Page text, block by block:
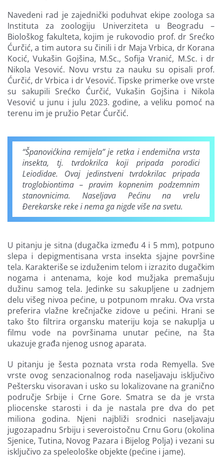
Navedeni rad je zajednički poduhvat ekipe zoologa sa
Instituta za zoologiju Univerziteta u Beogradu –
Biološkog fakulteta, kojim je rukovodio prof. dr Srećko
Ćurčić, a tim autora su činili i dr Maja Vrbica, dr Korana
Kocić, Vukašin Gojšina, M.Sc., Sofija Vranić, M.Sc. i dr
Nikola Vesović. Novu vrstu za nauku su opisali prof.
Ćurčić, dr Vrbica i dr Vesović. Tipske primerke ove vrste
su sakupili Srećko Ćurčić, Vukašin Gojšina i Nikola
Vesović u junu i julu 2023. godine, a veliku pomoć na
terenu im je pružio Petar Ćurčić.
“Španovićkina remijela” je retka i endemična vrsta
insekta, tj. tvrdokrilca koji pripada porodici
Leiodidae. Ovaj jedinstveni tvrdokrilac pripada
troglobiontima – pravim kopnenim podzemnim
stanovnicima. Naseljava Pećinu na vrelu
Đerekarske reke i nema ga nigde više na svetu.
U pitanju je sitna (dugačka između 4 i 5 mm), potpuno
slepa i depigmentisana vrsta insekta sjajne površine
tela. Karakteriše se izduženim telom i izrazito dugačkim
nogama i antenama, koje kod mužjaka premašuju
dužinu samog tela. Jedinke su sakupljene u zadnjem
delu višeg nivoa pećine, u potpunom mraku. Ova vrsta
preferira vlažne krečnjačke zidove u pećini. Hrani se
tako što filtrira organsku materiju koja se nakuplja u
filmu vode na površinama unutar pećine, na šta
ukazuje građa njenog usnog aparata.
U pitanju je šesta poznata vrsta roda Remyella. Sve
vrste ovog senzacionalnog roda naseljavaju isključivo
Peštersku visoravan i usko su lokalizovane na granično
područje Srbije i Crne Gore. Smatra se da je vrsta
pliocenske starosti i da je nastala pre dva do pet
miliona godina. Njeni najbliži srodnici naseljavaju
jugozapadnu Srbiju i severoistočnu Crnu Goru (okolina
Sjenice, Tutina, Novog Pazara i Bijelog Polja) i vezani su
isključivo za speleološke objekte (pećine i jame).